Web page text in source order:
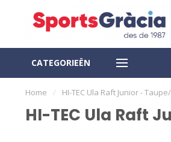
CATEGORIEËN
VEILIGE BETALING
Home / HI-TEC Ula Raft Junior -
HI-TEC Ula Raft